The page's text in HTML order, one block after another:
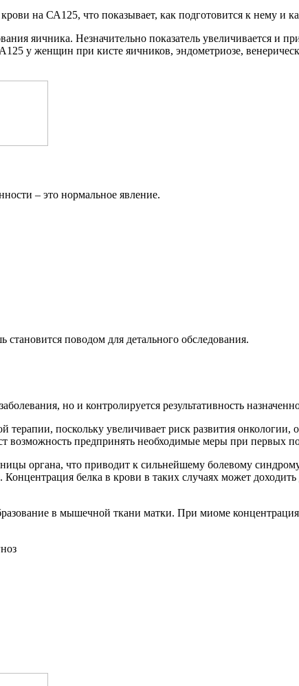
на СА125, что показывает, как подготовится к нему и
яичника. Незначительно показатель увеличивается и
у женщин при кисте яичников, эндометриозе,
– это нормальное явление.
поводом для детального обследования.
но и контролируется результативность
поскольку увеличивает риск развития онкологии,
возможность предпринять необходимые меры при первых
органа, что приводит к сильнейшему болевому
белка в крови в таких случаях может доходить
в мышечной ткани матки. При миоме